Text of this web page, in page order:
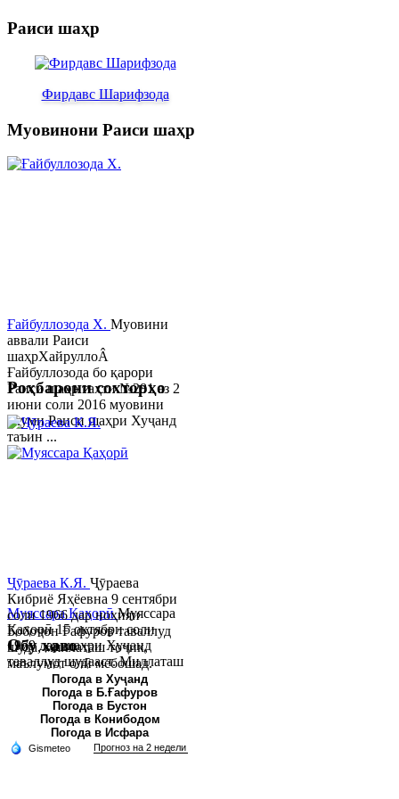
Раиси шаҳр
Фирдавс Шарифзода
Муовинони Раиси шаҳр
Ғайбуллозода Х. Муовини
аввали Раиси
шаҳрХайруллоÂ
Ғайбуллозода бо қарори
Раиси шаҳр таҳти №281 аз 2
июни соли 2016 муовини
якуми Раиси шаҳри Хуҷанд
таъин ...
Муяссара ҚаҳорӣМуяссара
Қаҳорӣ 15 октябри соли
1979 дар шаҳри Хуҷанд
таваллуд шудааст. Миллаташ
тоҷик. Маълумот олӣ. Соли
2002 Донишгоҳи давлатии
Хуҷанд ба...
Роҳбарони сохторҳо
Ҷӯраева К.Я. Ҷӯраева
Кибриё Яҳёевна 9 сентябри
соли 1966 дар ноҳияи
Бобоҷон Ғафуров таваллуд
шуда, миллаташ тоҷик,
маълумот олӣ мебошад.
Соли 1997 Донишг...
Обу хаво
Погода в Хуҷанд
Погода в Б.Ғафуров
Погода в Бустон
Погода в Конибодом
Погода в Исфара